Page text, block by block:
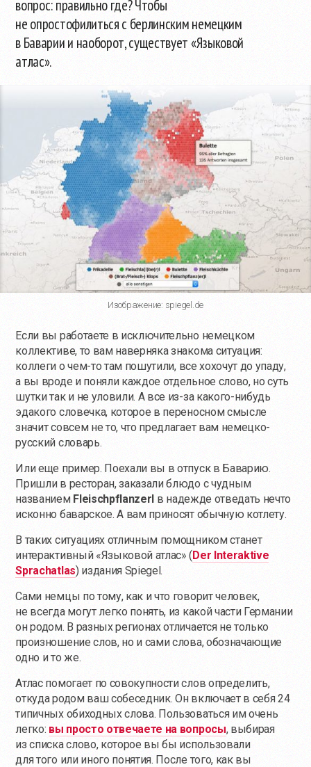
вопрос: правильно где? Чтобы
не опростофилиться с берлинским немецким
в Баварии и наоборот, существует «Языковой
атлас».
Изображение: spiegel.de
Если вы работаете в исключительно немецком
коллективе, то вам наверняка знакома ситуация:
коллеги очем-тотам пошутили, все хохочут до упаду,
а вы вроде и поняли каждое отдельное слово, но суть
шутки так и не уловили. А все из-закакого-нибудь
эдакого словечка, которое в переносном смысле
значит совсем не то, что предлагает вам немецко-
русский словарь.
Или еще пример. Поехали вы в отпуск в Баварию.
Пришли в ресторан, заказали блюдо с чудным
названием Fleischpflanzerl в надежде отведать нечто
исконно баварское. А вам приносят обычную котлету.
В таких ситуациях отличным помощником станет
интерактивный «Языковой атлас» (Der Interaktive
Sprachatlas) издания Spiegel.
Сами немцы по тому, как и что говорит человек,
не всегда могут легко понять, из какой части Германии
он родом. В разных регионах отличается не только
произношение слов, но и сами слова, обозначающие
одно и то же.
Атлас помогает по совокупности слов определить,
откуда родом ваш собеседник. Он включает в себя 24
типичных обиходных слова. Пользоваться им очень
легко: вы просто отвечаете на вопросы, выбирая
из списка слово, которое вы бы использовали
для того или иного понятия. После того, как вы